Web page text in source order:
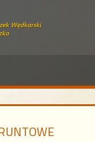
– Wieliczka